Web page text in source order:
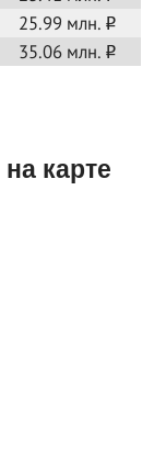
25.99 млн. o
35.06 млн. o
карте